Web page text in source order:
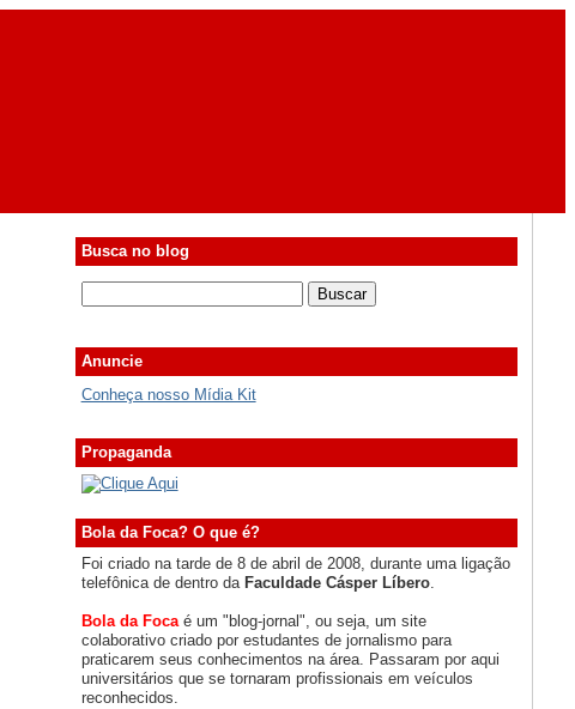
Busca no blog
Anuncie
Conheça nosso Mídia Kit
Propaganda
Bola da Foca? O que é?
Foi criado na tarde de 8 de abril de 2008, durante uma ligação
telefônica de dentro da Faculdade Cásper Líbero.
Bola da Foca é um "blog-jornal", ou seja, um site
colaborativo criado por estudantes de jornalismo para
praticarem seus conhecimentos na área. Passaram por aqui
universitários que se tornaram profissionais em veículos
reconhecidos.